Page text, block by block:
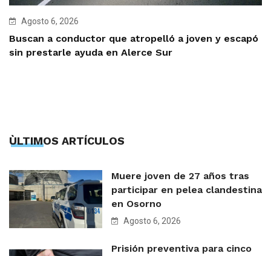
Agosto 6, 2026
Buscan a conductor que atropelló a joven y escapó
sin prestarle ayuda en Alerce Sur
ÙLTIMOS ARTÍCULOS
Muere joven de 27 años tras
participar en pelea clandestina
en Osorno
Agosto 6, 2026
Prisión preventiva para cinco